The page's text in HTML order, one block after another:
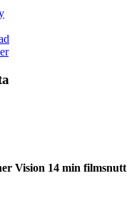
Vision 14 min filmsnutt